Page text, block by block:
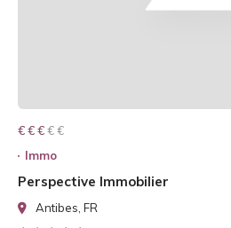
€ € € € €
€ € €
Immo
Perspective Immobilier
Antibes, FR